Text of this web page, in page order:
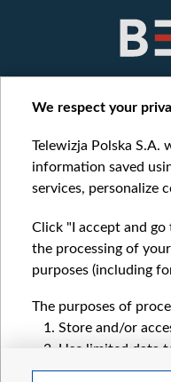
We respect your
Telewizja Polska
information saved
services, personalize
Click "I accept and
the processing of
purposes (including
The purposes of
Store and/or
Use limited data
Create profiles